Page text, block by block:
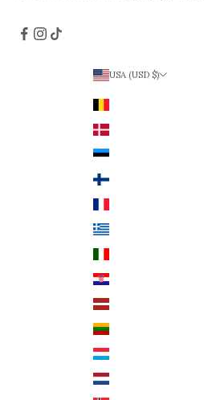
USA (USD $)
Dänemark (DKK)
Estland (EUR €)
Finnland (EUR €)
Griechenland (EUR €)
Kroatien (EUR €)
Lettland (EUR €)
Litauen (EUR €)
Luxemburg (EUR €)
Niederlande (EUR €)